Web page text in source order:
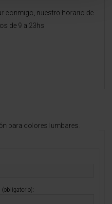
conmigo, nuestro horario de
de 9 a 23hs
para dolores lumbares.
(obligatorio):